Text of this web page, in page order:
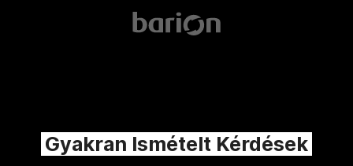
Gyakran Ismételt Kérdések